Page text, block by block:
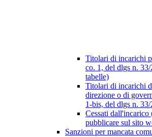
Titolari di incarichi
co. 1, del dlgs n.
tabelle)
Titolari di incarichi
direzione o di
1-bis, del dlgs n.
Cessati dall'incarico
pubblicare sul sito
Sanzioni per mancata